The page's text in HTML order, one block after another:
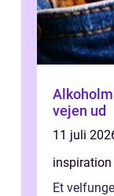
Alkoholmisbrug
vejen ud
11 juli
inspiration
Et